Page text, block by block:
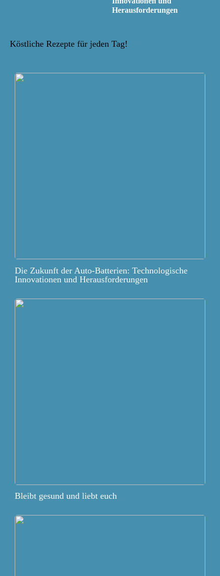
Herausforderungen
Köstliche Rezepte für jeden Tag!
Die Zukunft der Auto-Batterien: Technologische
Innovationen und Herausforderungen
Bleibt gesund und liebt euch